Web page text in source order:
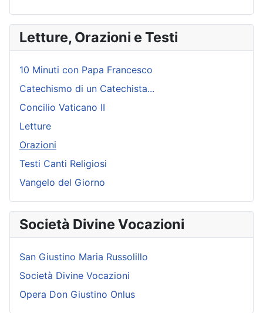
Letture, Orazioni e Testi
10 Minuti con Papa Francesco
Catechismo di un Catechista...
Concilio Vaticano II
Letture
Orazioni
Testi Canti Religiosi
Vangelo del Giorno
Società Divine Vocazioni
San Giustino Maria Russolillo
Società Divine Vocazioni
Opera Don Giustino Onlus